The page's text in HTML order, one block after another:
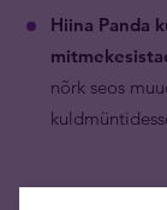
Hiina Panda
nõrk seos